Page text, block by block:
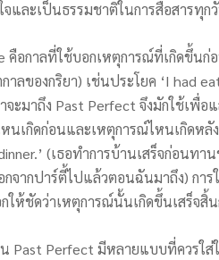
และเป็นธรรมชาติในการสื่อสารทุก
คือกาลที่ใช้บอกเหตุการณ์ที่เกิดขึ้น
าลของกริยา) เช่นประโยค ‘I had
จะมาถึง Past Perfect จึงมักใช้เพื่
นเกิดก่อนและเหตุการณ์ไหนเกิดหลั
(เธอทำการบ้านเสร็จก่อนท
กจากปาร์ตี้ไปแล้วตอนฉันมาถึง) กา
ให้ชัดว่าเหตุการณ์นั้นเกิดขึ้นเสร็จสิ้
Past Perfect มีหลายแบบที่ควรใส่